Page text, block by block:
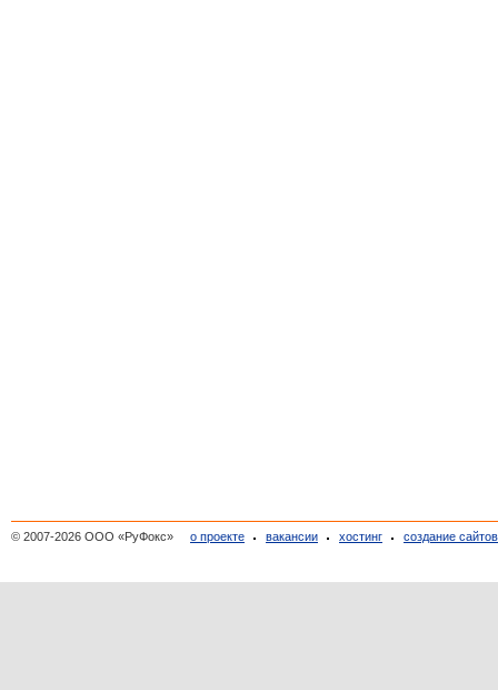
© 2007-2026 ООО «РуФокс» о проекте вакансии хостинг создание сайтов